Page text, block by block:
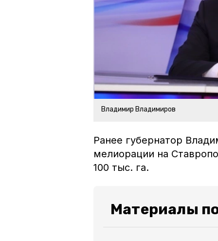
Владимир Владимиров
Ранее губернатор
мелиорации на
100 тыс. га.
Материалы